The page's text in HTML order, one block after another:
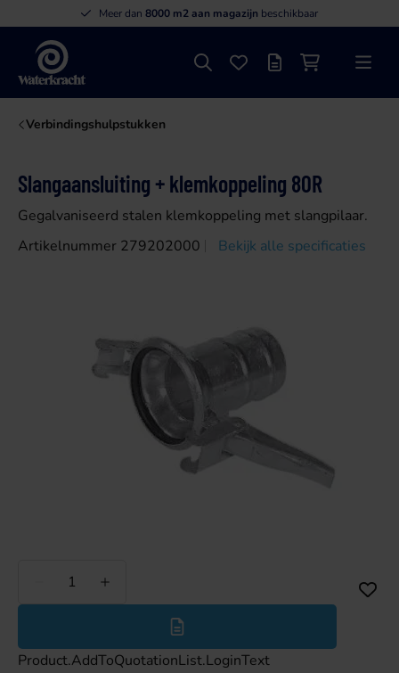
Meer dan 8000 m2 aan magazijn beschikbaar
Waterkracht
ZoekenFavorieten
OffertelijstWinkelwagen
Menu
Verbindingshulpstukken
Slangaansluiting + klemkoppeling 80R
Gegalvaniseerd stalen klemkoppeling met slangpilaar.
Artikelnummer 279202000
Bekijk alle specificaties
Minder
Product.AddToQuotationList.LoginText